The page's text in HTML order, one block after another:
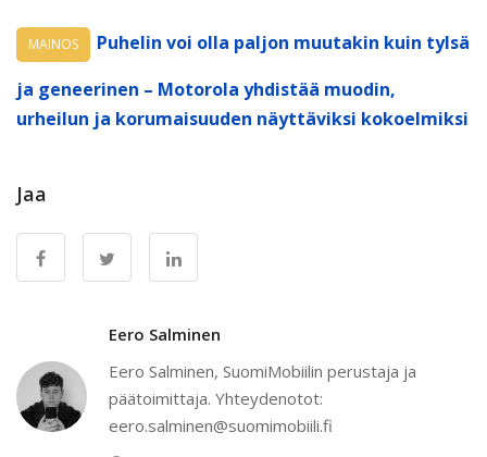
MAINOS
Puhelin voi olla paljon muutakin kuin tylsä
ja geneerinen – Motorola yhdistää muodin,
urheilun ja korumaisuuden näyttäviksi kokoelmiksi
Jaa
Eero Salminen
Eero Salminen, SuomiMobiilin perustaja ja
päätoimittaja. Yhteydenotot:
eero.salminen@suomimobiili.fi